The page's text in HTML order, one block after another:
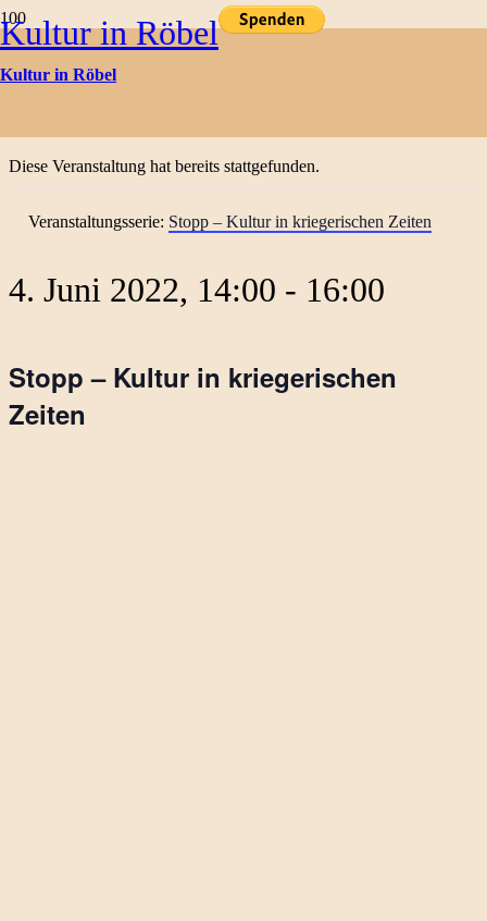
Kultur in Röbel
Kultur in Röbel
Kulturtermine
Diese Veranstaltung hat bereits stattgefunden.
Veranstaltungsserie: Stopp – Kultur in kriegerischen Zeiten
4. Juni 2022, 14:00 - 16:00
Stopp – Kultur in kriegerischen
Zeiten